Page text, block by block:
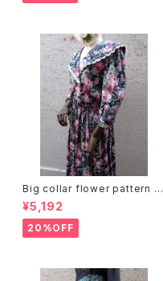
Big collar flower pattern dr
ess ビッグカラー 花柄 ワンピ
ース
¥5,192
20%OFF